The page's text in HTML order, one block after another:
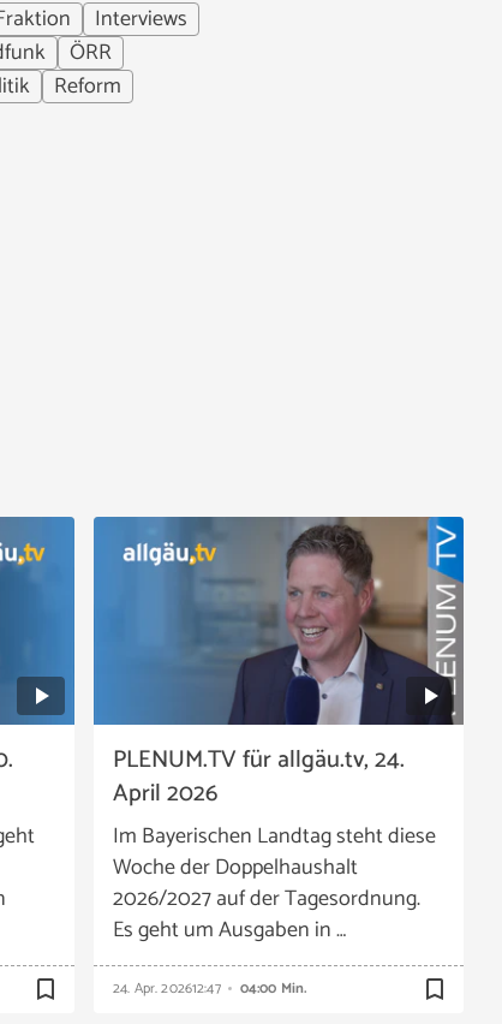
Interviews
ÖRR
Reform
bookmark_border
PLENUM.TV für allgäu.tv, 24.
April 2026
Im Bayerischen Landtag steht diese
Woche der Doppelhaushalt
2026/2027 auf der Tagesordnung.
Es geht um Ausgaben in …
24. Apr. 202612:47 04:00 Min. bookmark_border